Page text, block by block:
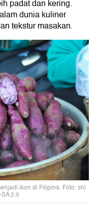
padat dan kering.
dunia kuliner
tekstur masakan.
ikon di Filipina. Foto: shi
2.0